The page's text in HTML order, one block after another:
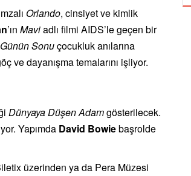
Orlando, cinsiyet ve kimlik
’ın Maviadlı filmi AIDS’le geçen bir
Sonuçocukluk anılarına
ve dayanışma temalarını işliyor.
Dünyaya Düşen Adamgösterilecek.
Yapımda David Bowiebaşrolde
üzerinden ya da Pera Müzesi